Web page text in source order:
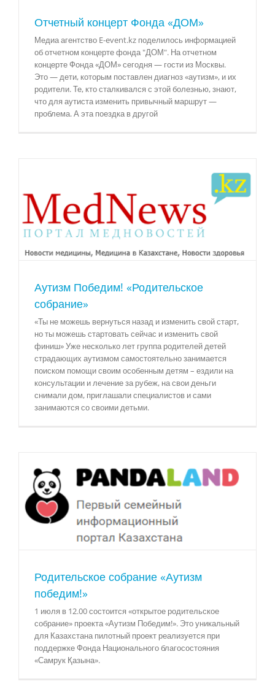
Отчетный концерт Фонда «ДОМ»
Медиа агентство E-event.kz поделилось информацией
об отчетном концерте фонда "ДОМ". На отчетном
концерте Фонда «ДОМ» сегодня — гости из Москвы.
Это — дети, которым поставлен диагноз «аутизм», и их
родители. Те, кто сталкивался с этой болезнью, знают,
что для аутиста изменить привычный маршрут —
проблема. А эта поездка в другой
Аутизм Победим! «Родительское
собрание»
«Ты не можешь вернуться назад и изменить свой старт,
но ты можешь стартовать сейчас и изменить свой
финиш» Уже несколько лет группа родителей детей
страдающих аутизмом самостоятельно занимается
поиском помощи своим особенным детям – ездили на
консультации и лечение за рубеж, на свои деньги
снимали дом, приглашали специалистов и сами
занимаются со своими детьми.
Родительское собрание «Аутизм
победим!»
1 июля в 12.00 состоится «открытое родительское
собрание» проекта «Аутизм Победим!». Это уникальный
для Казахстана пилотный проект реализуется при
поддержке Фонда Национального благосостояния
«Самрук Қазына».